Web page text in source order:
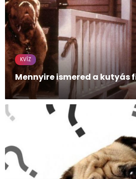
KVÍZ
Mennyire ismered a kutyás